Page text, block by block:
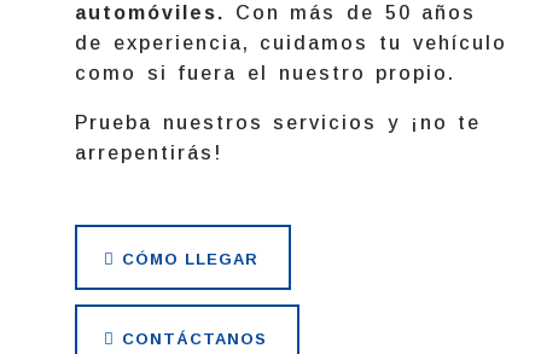
automóviles. Con más de 50 años
de experiencia, cuidamos tu vehículo
como si fuera el nuestro propio.
Prueba nuestros servicios y ¡no te
arrepentirás!
CÓMO LLEGAR
CONTÁCTANOS